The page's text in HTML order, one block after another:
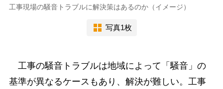
工事現場の騒音トラブルに解決策はあるのか（イメージ）
写真1枚
工事の騒音トラブルは地域によって「騒音」の
基準が異なるケースもあり、解決が難しい。工事